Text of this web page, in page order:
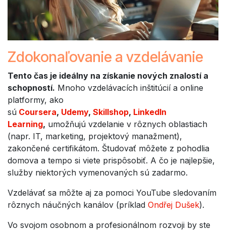
Zdokonaľovanie a vzdelávanie
Tento čas je ideálny na získanie nových znalostí a
schopností. Mnoho vzdelávacích inštitúcií a online
platformy, ako
sú Coursera, Udemy, Skillshop, LinkedIn
Learning, umožňujú vzdelanie v rôznych oblastiach
(napr. IT, marketing, projektový manažment),
zakončené certifikátom. Študovať môžete z pohodlia
domova a tempo si viete prispôsobiť. A čo je najlepšie,
služby niektorých vymenovaných sú zadarmo.
Vzdelávať sa môžte aj za pomoci YouTube sledovaním
rôznych náučných kanálov (príklad Ondřej Dušek).
Vo svojom osobnom a profesionálnom rozvoji by ste